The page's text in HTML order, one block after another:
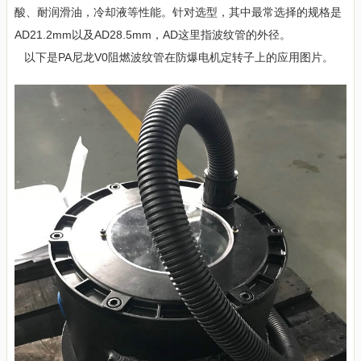
酸、耐润滑油，冷却液等性能。针对选型，其中最常选择的规格是
AD21.2mm以及AD28.5mm，AD这里指波纹管的外径。
以下是PA尼龙V0阻燃波纹管在防爆电机定转子上的应用图片。